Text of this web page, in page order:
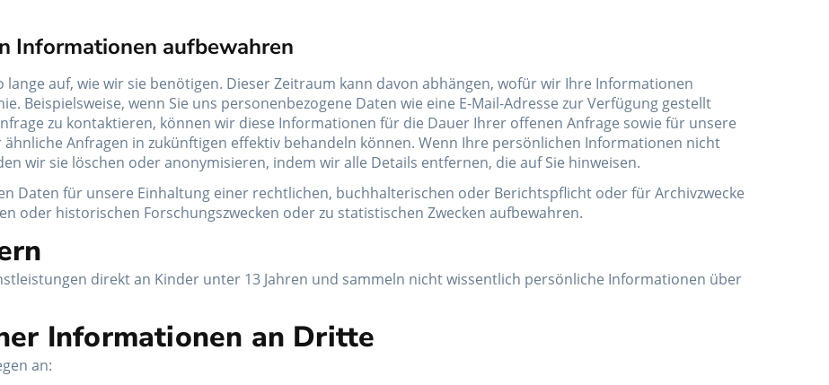
Informationen aufbewahren
auf, wie wir sie benötigen. Dieser Zeitraum kann davon abhängen, wofür wir Ihre Informationen
Beispielsweise, wenn Sie uns personenbezogene Daten wie eine E-Mail-Adresse zur Verfügung gestellt
zu kontaktieren, können wir diese Informationen für die Dauer Ihrer offenen Anfrage sowie für unsere
Anfragen in zukünftigen effektiv behandeln können. Wenn Ihre persönlichen Informationen nicht
wir sie löschen oder anonymisieren, indem wir alle Details entfernen, die auf Sie hinweisen.
Daten für unsere Einhaltung einer rechtlichen, buchhalterischen oder Berichtspflicht oder für Archivzwecke
oder historischen Forschungszwecken oder zu statistischen Zwecken aufbewahren.
direkt an Kinder unter 13 Jahren und sammeln nicht wissentlich persönliche Informationen über
Informationen an Dritte
an: